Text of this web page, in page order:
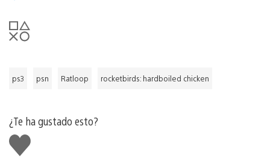
ps3 psn Ratloop rocketbirds: hardboiled chicken
¿Te ha gustado esto?
Me
gusta